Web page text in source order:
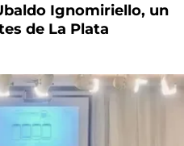
Ignomiriello, un
de La Plata